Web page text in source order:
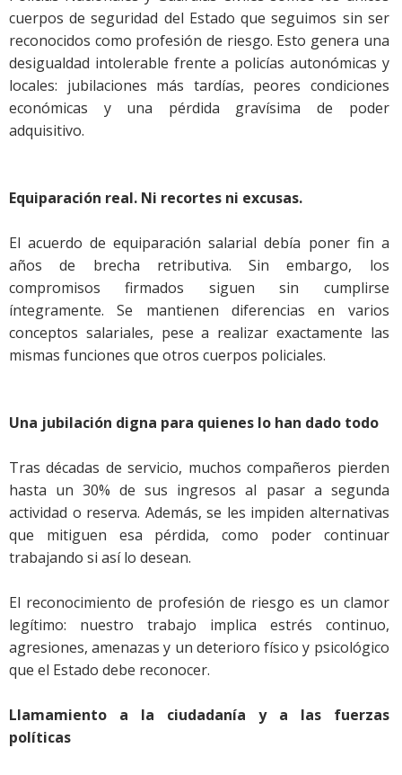
cuerpos de seguridad del Estado que seguimos sin ser
reconocidos como profesión de riesgo. Esto genera una
desigualdad intolerable frente a policías autonómicas y
locales: jubilaciones más tardías, peores condiciones
económicas y una pérdida gravísima de poder
adquisitivo.
Equiparación real. Ni recortes ni excusas.
El acuerdo de equiparación salarial debía poner fin a
años de brecha retributiva. Sin embargo, los
compromisos firmados siguen sin cumplirse
íntegramente. Se mantienen diferencias en varios
conceptos salariales, pese a realizar exactamente las
mismas funciones que otros cuerpos policiales.
Una jubilación digna para quienes lo han dado todo
Tras décadas de servicio, muchos compañeros pierden
hasta un 30% de sus ingresos al pasar a segunda
actividad o reserva. Además, se les impiden alternativas
que mitiguen esa pérdida, como poder continuar
trabajando si así lo desean.
El reconocimiento de profesión de riesgo es un clamor
legítimo: nuestro trabajo implica estrés continuo,
agresiones, amenazas y un deterioro físico y psicológico
que el Estado debe reconocer.
Llamamiento a la ciudadanía y a las fuerzas
políticas